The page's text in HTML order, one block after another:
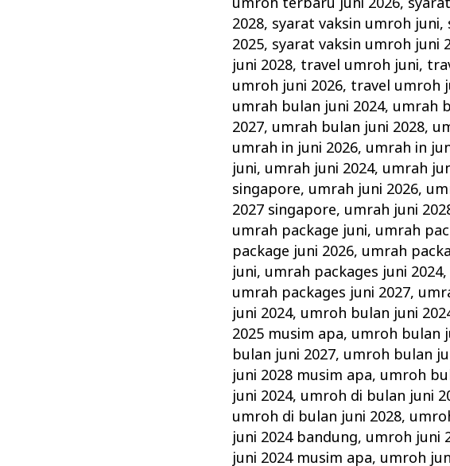
umroh terbaru juni 2026,
2028, syarat vaksin umroh juni,
2025, syarat vaksin umroh juni
juni 2028, travel umroh juni,
umroh juni 2026, travel umroh
umrah bulan juni 2024, umrah
2027, umrah bulan juni 2028,
umrah in juni 2026, umrah in
juni, umrah juni 2024, umrah
singapore, umrah juni 2026,
2027 singapore, umrah juni
umrah package juni, umrah
package juni 2026, umrah
juni, umrah packages juni 2024,
umrah packages juni 2027,
juni 2024, umroh bulan juni
2025 musim apa, umroh bulan
bulan juni 2027, umroh bulan
juni 2028 musim apa, umroh
juni 2024, umroh di bulan juni
umroh di bulan juni 2028,
juni 2024 bandung, umroh juni
juni 2024 musim apa, umroh